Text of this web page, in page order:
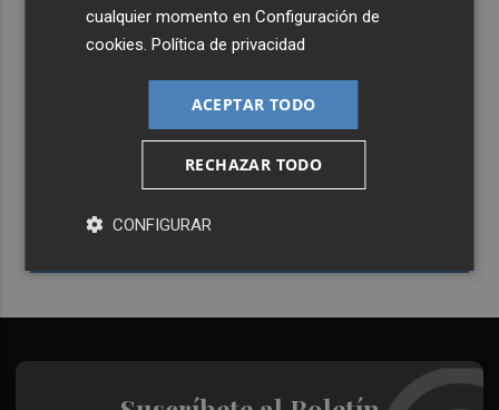
Recibe toda la actualidad de
Murcia Plaza en tu correo
cualquier momento enConfiguración de
cookies .Política de privacidad
ACEPTAR TODO
RECHAZAR TODO
CONFIGURAR